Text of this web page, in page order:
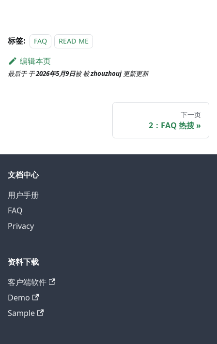
标签: FAQ READ ME
编辑本页
最后于于2026年5月9日被被zhouzhouj更新更新
下一页
2：FAQ 热搜
文档中心
用户手册
FAQ
Privacy
资料下载
客户端软件
Demo
Sample